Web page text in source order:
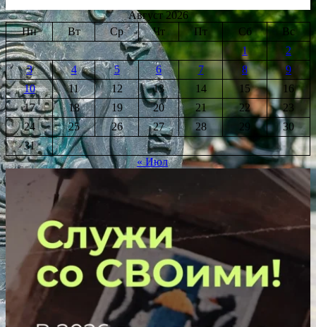
Август 2026
Пн
Вт Ср Чт Пт Сб
Вс
1
2
3
4 5 6 7 8
9
10
11 12 13 14 15
16
17
18 19 20 21 22
23
24
25 26 27 28 29
30
31
« Июл